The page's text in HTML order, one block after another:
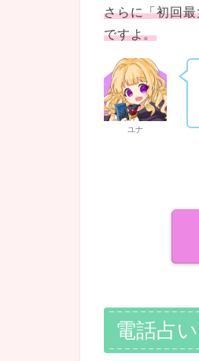
さらに「初回
ですよ。
ユナ
電話占